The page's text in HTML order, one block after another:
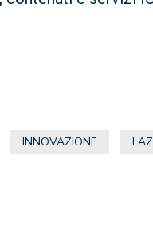
INNOVAZIONE